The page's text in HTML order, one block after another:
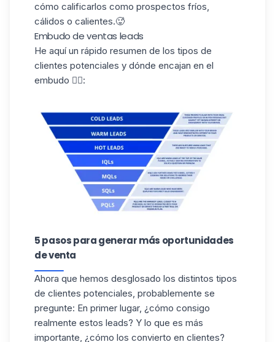
cómo calificarlos como prospectos fríos,
cálidos o calientes.🥵
Embudo de ventas leads​
He aquí un rápido resumen de los tipos de
clientes potenciales y dónde encajan en el
embudo 👇🏻:
5 pasos para generar más oportunidades
de venta
Ahora que hemos desglosado los distintos tipos
de clientes potenciales, probablemente se
pregunte: En primer lugar, ¿cómo consigo
realmente estos leads? Y lo que es más
importante, ¿cómo los convierto en clientes?